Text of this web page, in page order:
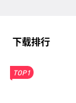
下载排行
TOP1